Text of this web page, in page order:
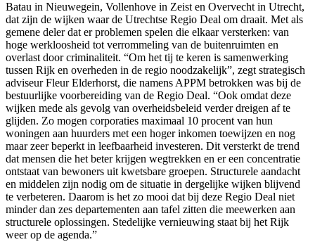
Batau in Nieuwegein, Vollenhove in Zeist en Overvecht in Utrecht,
dat zijn de wijken waar de Utrechtse Regio Deal om draait. Met als
gemene deler dat er problemen spelen die elkaar versterken: van
hoge werkloosheid tot verrommeling van de buitenruimten en
overlast door criminaliteit. “Om het tij te keren is samenwerking
tussen Rijk en overheden in de regio noodzakelijk”, zegt strategisch
adviseur Fleur Elderhorst, die namens APPM betrokken was bij de
bestuurlijke voorbereiding van de Regio Deal. “Ook omdat deze
wijken mede als gevolg van overheidsbeleid verder dreigen af te
glijden. Zo mogen corporaties maximaal 10 procent van hun
woningen aan huurders met een hoger inkomen toewijzen en nog
maar zeer beperkt in leefbaarheid investeren. Dit versterkt de trend
dat mensen die het beter krijgen wegtrekken en er een concentratie
ontstaat van bewoners uit kwetsbare groepen. Structurele aandacht
en middelen zijn nodig om de situatie in dergelijke wijken blijvend
te verbeteren. Daarom is het zo mooi dat bij deze Regio Deal niet
minder dan zes departementen aan tafel zitten die meewerken aan
structurele oplossingen. Stedelijke vernieuwing staat bij het Rijk
weer op de agenda.”